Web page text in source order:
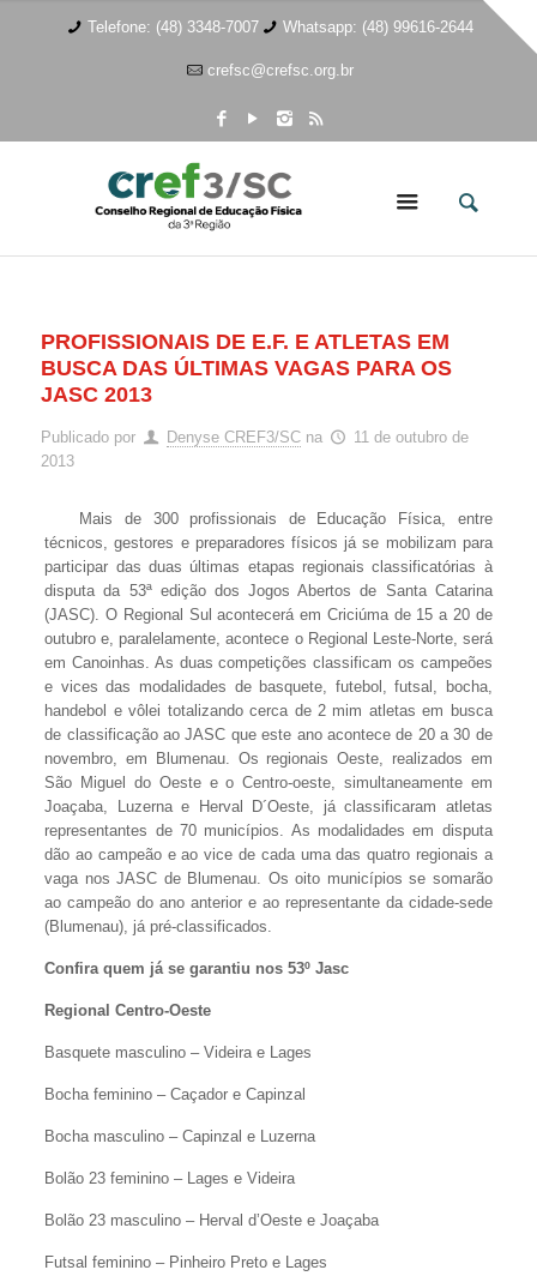
Telefone: (48) 3348-7007 Whatsapp: (48) 99616-2644
crefsc@crefsc.org.br
PROFISSIONAIS DE E.F. E ATLETAS EM
BUSCA DAS ÚLTIMAS VAGAS PARA OS
JASC 2013
Publicado por Denyse CREF3/SC na
11 de outubro de
2013
Mais de 300 profissionais de Educação Física, entre
técnicos, gestores e preparadores físicos já se mobilizam para
participar das duas últimas etapas regionais classificatórias à
disputa da 53ª edição dos Jogos Abertos de Santa Catarina
(JASC). O Regional Sul acontecerá em Criciúma de 15 a 20 de
outubro e, paralelamente, acontece o Regional Leste-Norte, será
em Canoinhas. As duas competições classificam os campeões
e vices das modalidades de basquete, futebol, futsal, bocha,
handebol e vôlei totalizando cerca de 2 mim atletas em busca
de classificação ao JASC que este ano acontece de 20 a 30 de
novembro, em Blumenau. Os regionais Oeste, realizados em
São Miguel do Oeste e o Centro-oeste, simultaneamente em
Joaçaba, Luzerna e Herval D´Oeste, já classificaram atletas
representantes de 70 municípios. As modalidades em disputa
dão ao campeão e ao vice de cada uma das quatro regionais a
vaga nos JASC de Blumenau. Os oito municípios se somarão
ao campeão do ano anterior e ao representante da cidade-sede
(Blumenau), já pré-classificados.
Confira quem já se garantiu nos 53º Jasc
Regional Centro-Oeste
Basquete masculino – Videira e Lages
Bocha feminino – Caçador e Capinzal
Bocha masculino – Capinzal e Luzerna
Bolão 23 feminino – Lages e Videira
Bolão 23 masculino – Herval d’Oeste e Joaçaba
Futsal feminino – Pinheiro Preto e Lages